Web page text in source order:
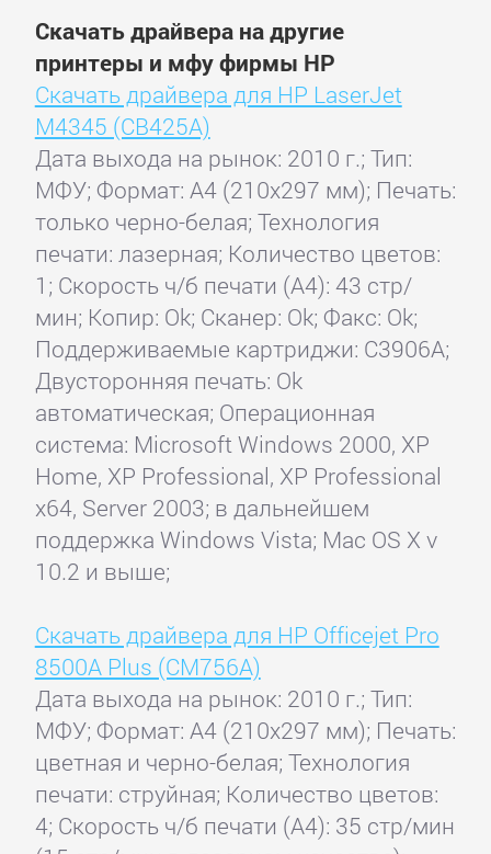
Скачать драйвера на другие
принтеры и мфу фирмы HP
Скачать драйвера для HP LaserJet
M4345 (CB425A)
Дата выхода на рынок: 2010 г.; Тип:
МФУ; Формат: A4 (210x297 мм); Печать:
только черно-белая; Технология
печати: лазерная; Количество цветов:
1; Скорость ч/б печати (А4): 43 стр/
мин; Копир: Ok; Сканер: Ok; Факс: Ok;
Поддерживаемые картриджи: C3906A;
Двусторонняя печать: Ok
автоматическая; Операционная
система: Microsoft Windows 2000, XP
Home, XP Professional, XP Professional
x64, Server 2003; в дальнейшем
поддержка Windows Vista; Mac OS X v
10.2 и выше;
Скачать драйвера для HP Officejet Pro
8500A Plus (CM756A)
Дата выхода на рынок: 2010 г.; Тип:
МФУ; Формат: A4 (210x297 мм); Печать:
цветная и черно-белая; Технология
печати: струйная; Количество цветов:
4; Скорость ч/б печати (А4): 35 стр/мин